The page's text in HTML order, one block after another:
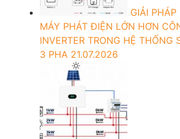
GIẢI
MÁY PHÁT ĐIỆN LỚN HƠN
INVERTER TRONG HỆ THỐNG
3 PHA 21.07.2026